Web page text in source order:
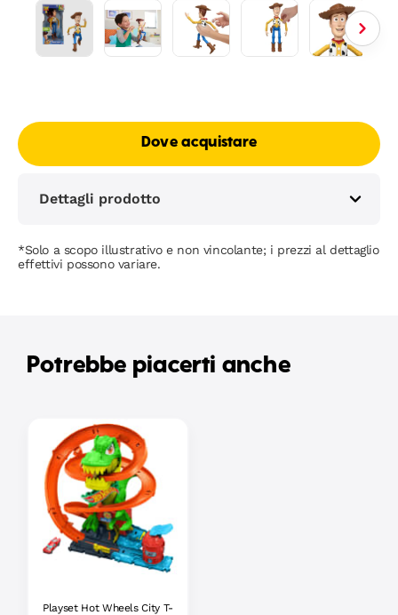
Dove acquistare
Dettagli prodotto
*Solo a scopo illustrativo e non vincolante; i prezzi al dettaglio
effettivi possono variare.
Potrebbe piacerti anche
Playset Hot Wheels City T-